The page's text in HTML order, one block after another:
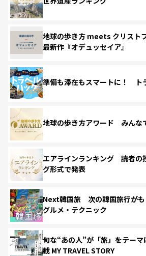
地球の歩き方 meets クリスト
最新作『オデュッセイア』
準備も滞在もスマートに！ ト
地球の歩き方アワード みんな
エアラインランキング 読者の
グ形式で発表
Next韓国旅 次の韓国旅行がも
グルメ・テクニック
旬な“あの人”が「旅」をテー
載 MY TRAVEL STORY